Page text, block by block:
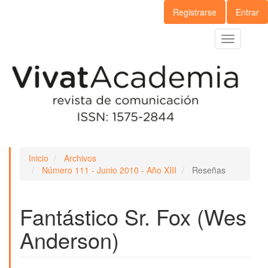
lateral
Registrarse Entrar
Toggle
navigation
Inicio
Archivos
Número 111 - Junio 2010 - Año XIII
Reseñas
Fantástico Sr. Fox (Wes
Anderson)